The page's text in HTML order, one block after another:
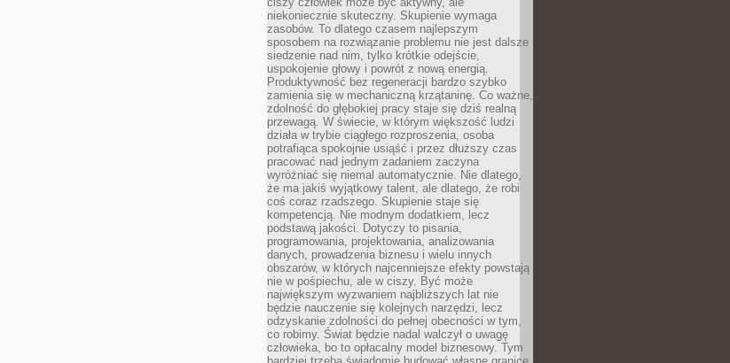
niekoniecznie skuteczny. Skupienie wymaga
zasobów. To dlatego czasem najlepszym
sposobem na rozwiązanie problemu nie jest dalsze
siedzenie nad nim, tylko krótkie odejście,
uspokojenie głowy i powrót z nową energią.
Produktywność bez regeneracji bardzo szybko
zamienia się w mechaniczną krzątaninę. Co ważne,
zdolność do głębokiej pracy staje się dziś realną
przewagą. W świecie, w którym większość ludzi
działa w trybie ciągłego rozproszenia, osoba
potrafiąca spokojnie usiąść i przez dłuższy czas
pracować nad jednym zadaniem zaczyna
wyróżniać się niemal automatycznie. Nie dlatego,
że ma jakiś wyjątkowy talent, ale dlatego, że robi
coś coraz rzadszego. Skupienie staje się
kompetencją. Nie modnym dodatkiem, lecz
podstawą jakości. Dotyczy to pisania,
programowania, projektowania, analizowania
danych, prowadzenia biznesu i wielu innych
obszarów, w których najcenniejsze efekty powstają
nie w pośpiechu, ale w ciszy. Być może
największym wyzwaniem najbliższych lat nie
będzie nauczenie się kolejnych narzędzi, lecz
odzyskanie zdolności do pełnej obecności w tym,
co robimy. Świat będzie nadal walczył o uwagę
człowieka, bo to opłacalny model biznesowy. Tym